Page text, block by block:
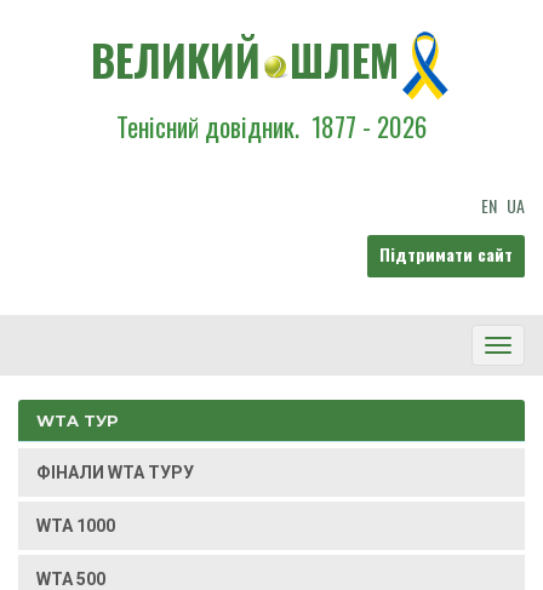
ВЕЛИКИЙ ШЛЕМ
Тенісний довідник. 1877 - 2026
EN UA
Підтримати сайт
WTA ТУР
ФІНАЛИ WTA ТУРУ
WTA 1000
WTA 500